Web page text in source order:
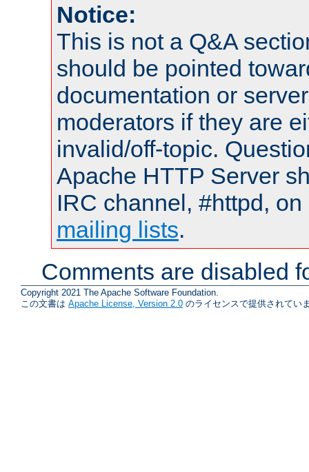
Notice:
This is not a Q&A
should be pointed
documentation or
moderators if they are
invalid/off-topic.
Apache HTTP Server
IRC channel, #httpd,
mailing lists.
Comments are disabled
Copyright 2021 The Apache Software Foundation.
この文書は Apache License, Version 2.0 のライセンスで提供されてい